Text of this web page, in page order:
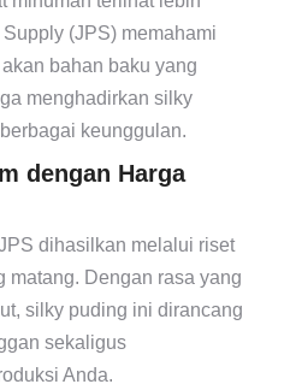
(JPS) memahami
bahan baku yang
menghadirkan silky
keunggulan.
dengan Harga
dihasilkan melalui riset
matang. Dengan rasa yang
silky puding ini dirancang
sekaligus
Anda.